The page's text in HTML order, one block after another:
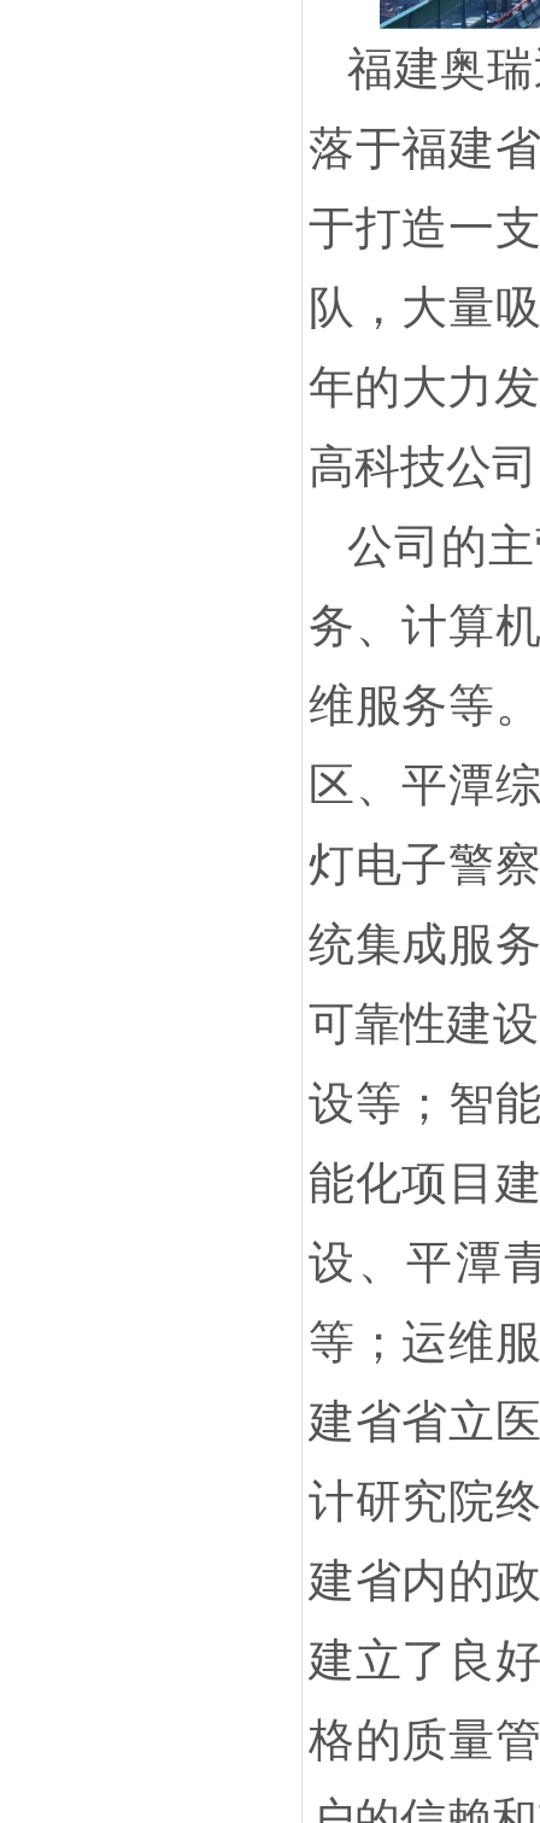
福建奥
落于福建
于打造一
队，大量
年的大力
高科技公
公司的
务、计算
维服务等
区、平潭
灯电子警
统集成服
可靠性建
设等；智
能化项目
设、平潭
等；运维
建省省立
计研究院
建省内的
建立了良
格的质量